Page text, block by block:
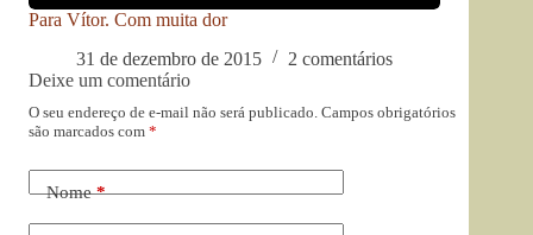
Para Vítor. Com muita dor
31 de dezembro de 2015
2 comentários
Deixe um comentário
O seu endereço de e-mail não será publicado. Campos obrigatórios
são marcados com *
Nome*